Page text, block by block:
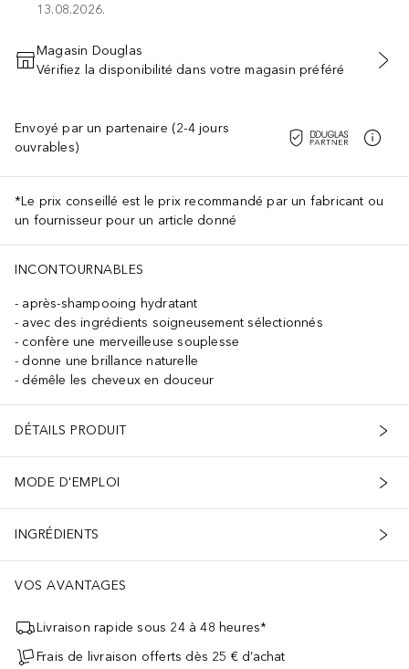
13.08.2026.
AJOUTER AU PANIER
Magasin Douglas
Vérifiez la disponibilité dans votre magasin préféré
Envoyé par un partenaire (2-4 jours
ouvrables)
*Le prix conseillé est le prix recommandé par un fabricant ou
un fournisseur pour un article donné
INCONTOURNABLES
après-shampooing hydratant
avec des ingrédients soigneusement sélectionnés
confère une merveilleuse souplesse
donne une brillance naturelle
démêle les cheveux en douceur
DÉTAILS PRODUIT
MODE D'EMPLOI
INGRÉDIENTS
VOS AVANTAGES
Livraison rapide sous 24 à 48 heures*
Frais de livraison offerts dès 25 € d’achat